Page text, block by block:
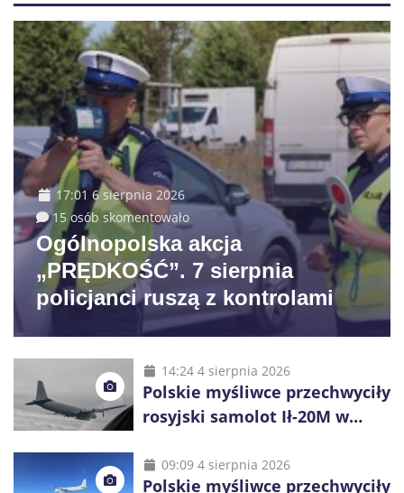
17:01 6 sierpnia 2026
15 osób skomentowało
Ogólnopolska akcja
„PRĘDKOŚĆ”. 7 sierpnia
policjanci ruszą z kontrolami
14:24 4 sierpnia 2026
Polskie myśliwce przechwyciły
rosyjski samolot Ił-20M w
09:09 4 sierpnia 2026
Polskie myśliwce przechwyciły